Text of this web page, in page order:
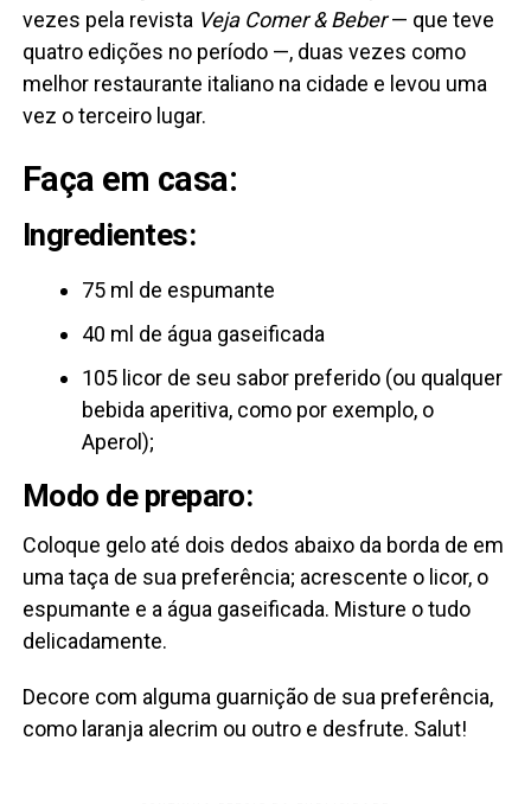
vezes pela revista Veja Comer & Beber— que teve
quatro edições no período —, duas vezes como
melhor restaurante italiano na cidade e levou uma
vez o terceiro lugar.
Faça em casa:
Ingredientes:
75 ml de espumante
40 ml de água gaseificada
105 licor de seu sabor preferido (ou qualquer
bebida aperitiva, como por exemplo, o
Aperol);
Modo de preparo:
Coloque gelo até dois dedos abaixo da borda de em
uma taça de sua preferência; acrescente o licor, o
espumante e a água gaseificada. Misture o tudo
delicadamente.
Decore com alguma guarnição de sua preferência,
como laranja alecrim ou outro e desfrute. Salut!